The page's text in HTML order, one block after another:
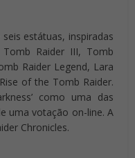
estátuas, inspiradas
Raider III, Tomb
Raider Legend, Lara
of the Tomb Raider.
como uma das
uma votação on-line. A
Chronicles.